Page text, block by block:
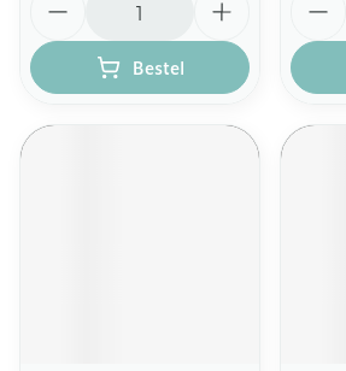
Bestel